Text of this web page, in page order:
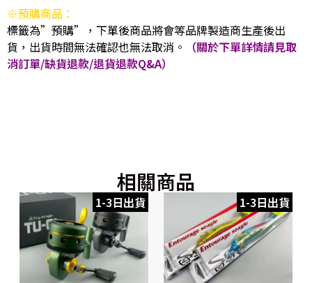
※預購商品：
標籤為”預購”，下單後商品將會等品牌製造商生產後出
貨，出貨時間無法確認也無法取消。
（關於下單詳情請見取
消訂單/缺貨退款/退貨退款Q&A）
相關商品
1-3日出貨 1-3日出貨